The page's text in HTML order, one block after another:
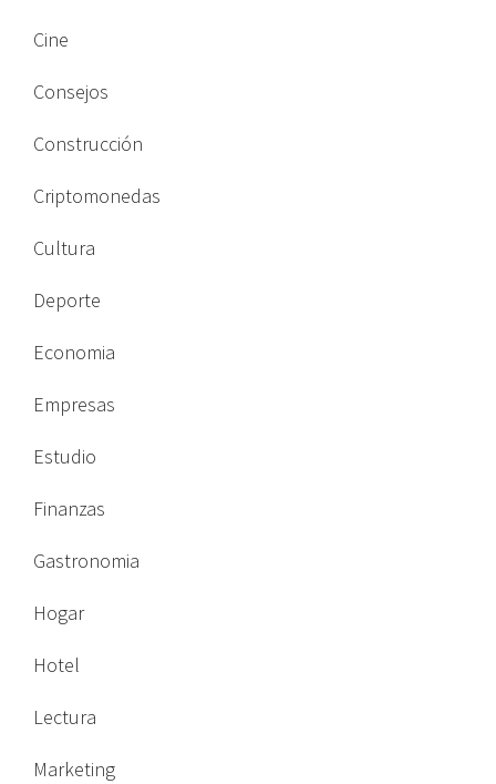
Cine
Consejos
Construcción
Criptomonedas
Cultura
Deporte
Economia
Empresas
Estudio
Finanzas
Gastronomia
Hogar
Hotel
Lectura
Marketing